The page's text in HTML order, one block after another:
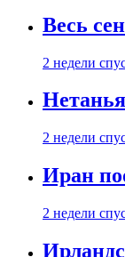
Весь
2 недели
2 недели
Иран
2 недели